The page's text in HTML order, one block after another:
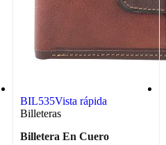
BIL535Vista rápida
Billeteras
Billetera En Cuero